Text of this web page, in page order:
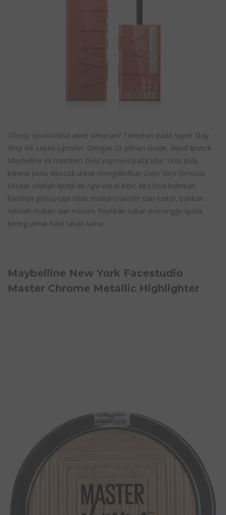
Glossy lipstick bisa awet seharian? Temukan pada Super Stay
Vinyl Ink Liquid Lipcolor. Dengan 25 pilihan shade, liquid lipstick
Maybelline ini memberi bold pigment pada bibir. Unik pula,
karena perlu dikocok untuk mengaktifkan color lock formula
Sesaat setelah lipstik ini nge-set di bibir, kita bisa buktikan
hasilnya glossytapi tidak mudah transfer dan luntur, bahkan
setelah makan dan minum. Pastikan sabar menunggu lipstik
kering untuk hasil tahan lama.
Maybelline New York Facestudio
Master Chrome Metallic Highlighter